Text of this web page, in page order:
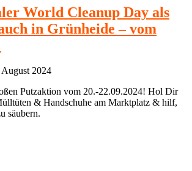
World Cleanup Day als
in Grünheide – vom
August 2024
Putzaktion vom 20.-22.09.2024! Hol Dir
& Handschuhe am Marktplatz & hilf,
säubern.